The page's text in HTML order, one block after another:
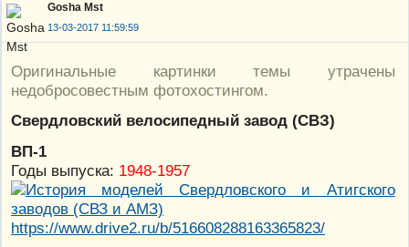
Gosha Mst
13-03-2017 11:59:59
Оригинальные картинки темы утрачены
недобросовестным фотохостингом.
Свердловский велосипедный завод (СВЗ)
ВП-1
Годы выпуска: 1948-1957
https://www.drive2.ru/b/516608288163365823/